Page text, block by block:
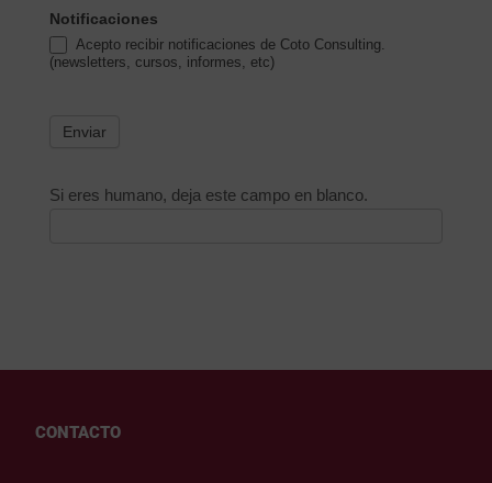
Notificaciones
Acepto recibir notificaciones de Coto Consulting.
(newsletters, cursos, informes, etc)
Enviar
Si eres humano, deja este campo en blanco.
CONTACTO